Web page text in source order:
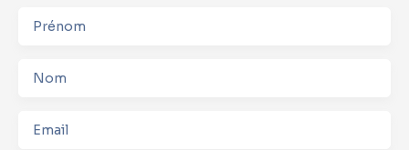
Prénom
Nom
Email